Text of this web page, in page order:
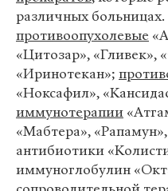
различных больницах.
противоопухолевые
«Цитозар», «Гливек»,
«Иринотекан»;
«Ноксафил»,
иммунотерапии
«Мабтера»,
антибиотики
иммуноглобулин